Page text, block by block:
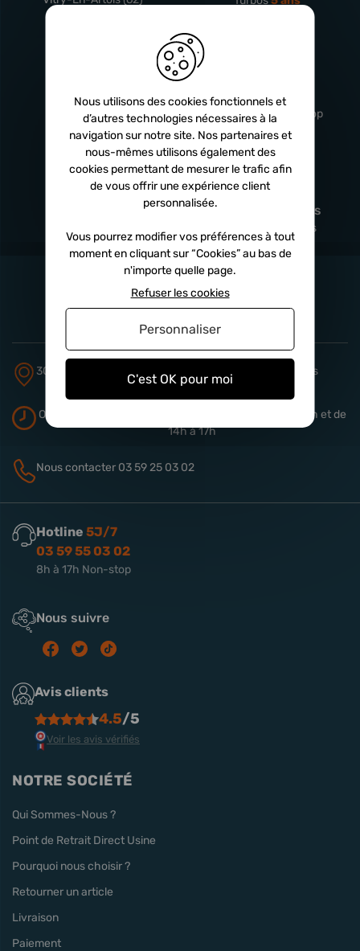
rapide
Sous 24h à 48h
professionnel
De 8h à 17h Non-stop
Satisfait
Paiement en
fois
Sécurisé, sans frais
305 rue de Quiery ZA Aérodrome 62490 Vitry-en-Artois
Ouverture du magasin Du lundi au vendredi de 9h à 13h et de
14h à 17h
Nous contacter 03 59 25 03 02
Hotline 5J/7
03 59 55 03 02
8h à 17h Non-stop
Nous suivre
Avis clients
4.5/5
Voir les avis vérifiés
NOTRE SOCIÉTÉ
Qui Sommes-Nous ?
Point de Retrait Direct Usine
Pourquoi nous choisir ?
Retourner un article
Livraison
Paiement
Nous utilisons des cookies fonctionnels et
d’autres technologies nécessaires à la
navigation sur notre site. Nos partenaires et
nous-mêmes utilisons également des
cookies permettant de mesurer le trafic afin
de vous offrir une expérience client
personnalisée.
Vous pourrez modifier vos préférences à tout
moment en cliquant sur “Cookies” au bas de
n'importe quelle page.
C'est OK pour moi
Refuser les cookies
Personnaliser